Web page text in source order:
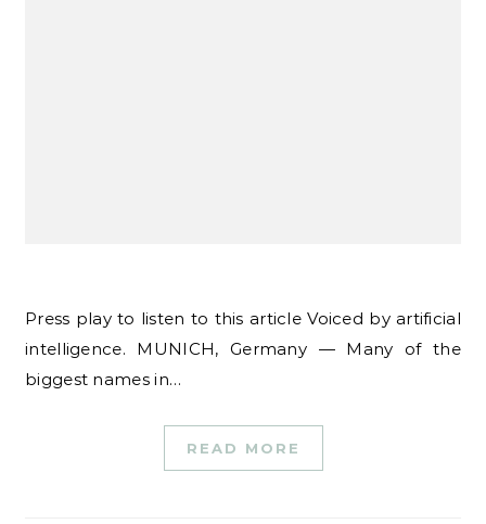
Press play to listen to this article Voiced by artificial
intelligence. MUNICH, Germany — Many of the
biggest names in…
READ MORE